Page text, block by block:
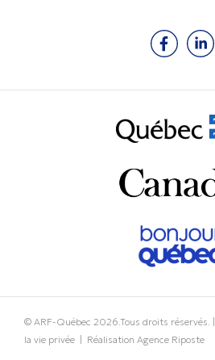
© ARF-Québec 2026.Tous droits réservés. |
la vie privée | Réalisation Agence Riposte